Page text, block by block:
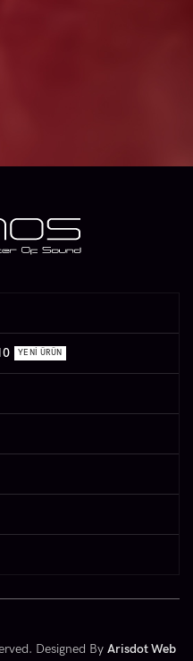
YENI ÜRÜN
Designed By Arisdot Web